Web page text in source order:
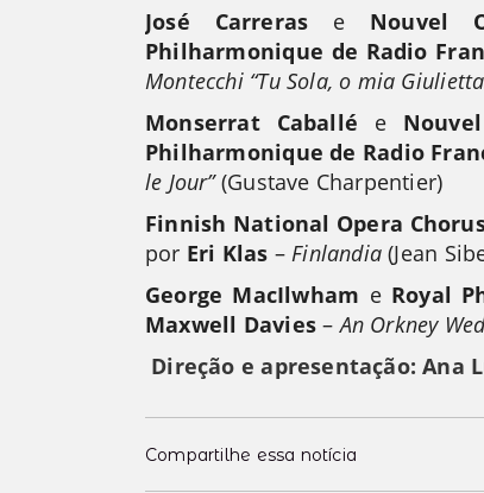
José Carreras e Nouvel
Philharmonique de Radio
Montecchi “Tu Sola, o mia
Monserrat Caballé e
Philharmonique de Radio
le Jour”(Gustave Charpentier)
Finnish National Opera
por Eri Klas –Finlandia (Jean
George MacIlwham e Royal
Maxwell Davies–An Orkney
Direção e apresentação: Ana
Compartilhe essa notícia